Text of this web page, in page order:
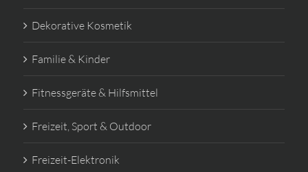
Dekorative Kosmetik
Familie & Kinder
Fitnessgeräte & Hilfsmittel
Freizeit, Sport & Outdoor
Freizeit-Elektronik